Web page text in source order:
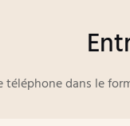
dans le